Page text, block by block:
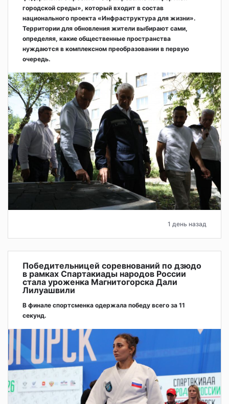
городской среды», который входит в состав
национального проекта «Инфраструктура для жизни».
Территории для обновления жители выбирают сами,
определяя, какие общественные пространства
нуждаются в комплексном преобразовании в первую
очередь.
1 день назад
Победительницей соревнований по дзюдо
в рамках Спартакиады народов России
стала уроженка Магнитогорска Дали
Лилуашвили
В финале спортсменка одержала победу всего за 11
секунд.